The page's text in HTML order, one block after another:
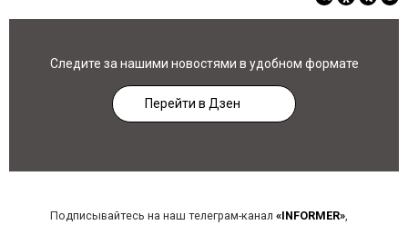
Следите за нашими новостями в удобном формате
Перейти в Дзен
Подписывайтесь на наш телеграм-канал «INFORMER»,